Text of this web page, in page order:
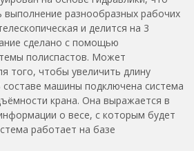
разнообразных рабочих
и делится на 3
сделано с помощью
полиспастов. Может
того, чтобы увеличить длину
машины подключена система
крана. Она выражается в
о весе, с которым будет
работает на базе